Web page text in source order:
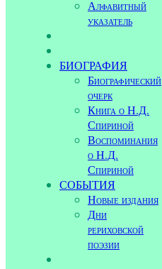
Алфавитный
указатель
БИОГРАФИЯ
Биографический
очерк
Книга о Н.Д.
Спириной
Воспоминания
о Н.Д.
Спириной
СОБЫТИЯ
Новые издания
Дни
рериховской
поэзии